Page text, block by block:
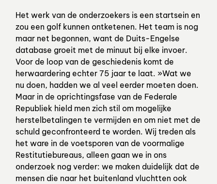
Het werk van de onderzoekers is een startsein en
zou een golf kunnen ontketenen. Het team is nog
maar net begonnen, want de Duits-Engelse
database groeit met de minuut bij elke invoer.
Voor de loop van de geschiedenis komt de
herwaardering echter 75 jaar te laat. »Wat we
nu doen, hadden we al veel eerder moeten doen.
Maar in de oprichtingsfase van de Federale
Republiek hield men zich stil om mogelijke
herstelbetalingen te vermijden en om niet met de
schuld geconfronteerd te worden. Wij treden als
het ware in de voetsporen van de voormalige
Restitutiebureaus, alleen gaan we in ons
onderzoek nog verder: we maken duidelijk dat de
mensen die naar het buitenland vluchtten ook